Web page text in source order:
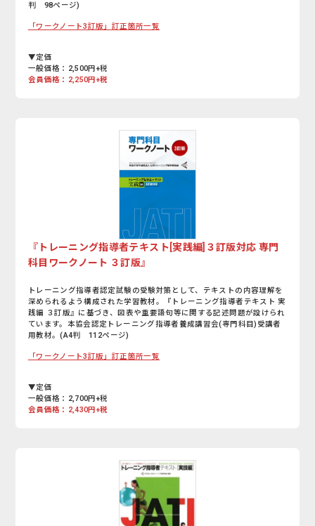
判 98ページ)
「ワークノート3訂版」訂正箇所一覧
▼定価
一般価格：2,500円+税
会員価格：2,250円+税
『トレーニング指導者テキスト[実践編]３訂版対応 専門
科目ワークノート ３訂版』
トレーニング指導者認定試験の受験対策として、テキストの内容理解を
深められるよう構成された学習教材。『トレーニング指導者テキスト 実
践編 ３訂版』に基づき、図表や重要語句等に関する記述問題が設けられ
ています。本協会認定トレーニング指導者養成講習会(専門科目)受講者
用教材。(A4判 112ページ)
「ワークノート3訂版」訂正箇所一覧
▼定価
一般価格：2,700円+税
会員価格：2,430円+税